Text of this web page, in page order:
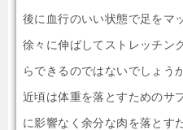
後に血行のいい状態で足をマ
徐々に伸ばしてストレッチン
らできるのではないでしょうか
近頃は体重を落とすためのサ
に影響なく余分な肉を落とす